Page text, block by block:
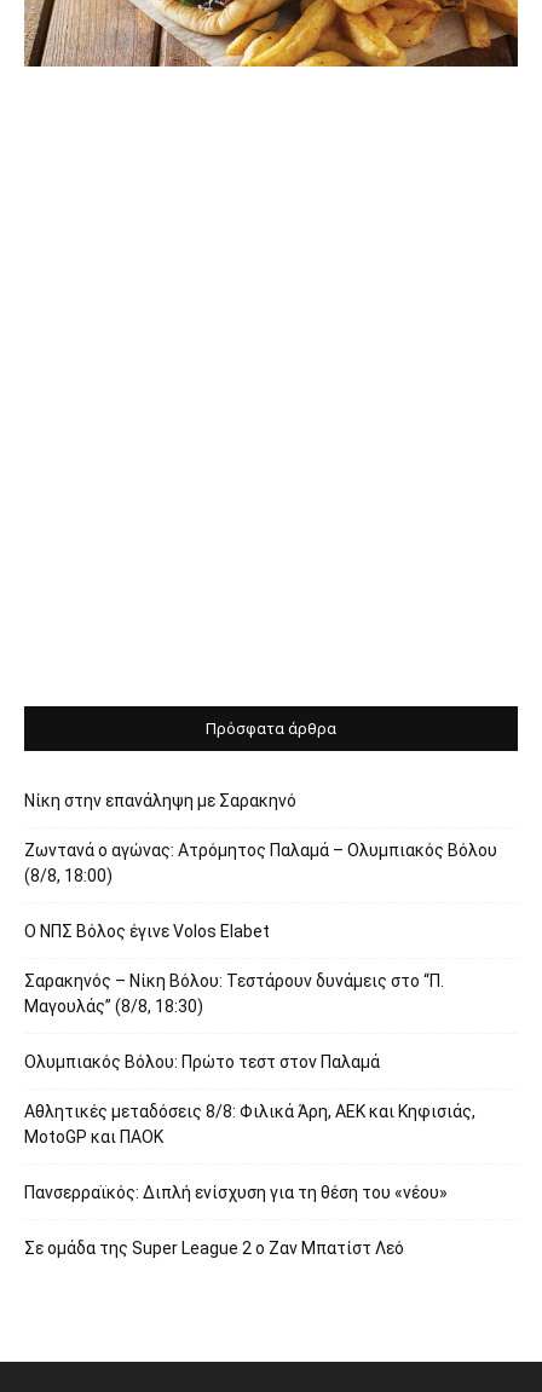
Πρόσφατα άρθρα
Νίκη στην επανάληψη με Σαρακηνό
Ζωντανά ο αγώνας: Ατρόμητος Παλαμά – Ολυμπιακός Βόλου
(8/8, 18:00)
O ΝΠΣ Βόλος έγινε Volos Elabet
Σαρακηνός – Νίκη Βόλου: Τεστάρουν δυνάμεις στο “Π.
Μαγουλάς” (8/8, 18:30)
Ολυμπιακός Βόλου: Πρώτο τεστ στον Παλαμά
Αθλητικές μεταδόσεις 8/8: Φιλικά Άρη, ΑΕΚ και Κηφισιάς,
MotoGP και ΠΑΟΚ
Πανσερραϊκός: Διπλή ενίσχυση για τη θέση του «νέου»
Σε ομάδα της Super League 2 o Ζαν Μπατίστ Λεό